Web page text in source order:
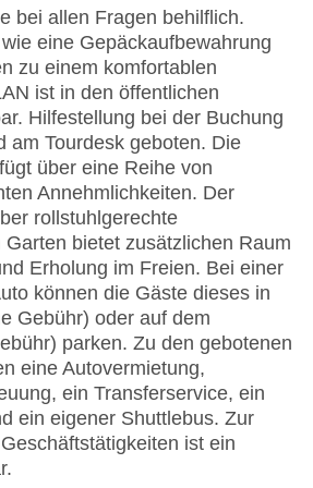
bei allen Fragen behilflich.
eine Gepäckaufbewahrung
zu einem komfortablen
ist in den öffentlichen
Hilfestellung bei der Buchung
am Tourdesk geboten. Die
über eine Reihe von
Annehmlichkeiten. Der
rollstuhlgerechte
bietet zusätzlichen Raum
Erholung im Freien. Bei einer
können die Gäste dieses in
Gebühr) oder auf dem
parken. Zu den gebotenen
eine Autovermietung,
ein Transferservice, ein
ein eigener Shuttlebus. Zur
ist ein